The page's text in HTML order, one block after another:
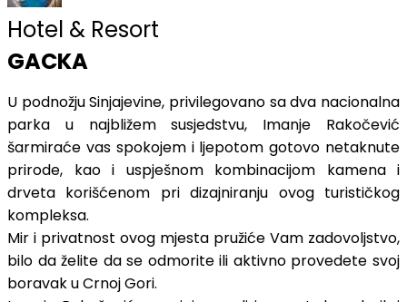
Hotel & Resort
GACKA
U podnožju Sinjajevine, privilegovano sa dva nacionalna
parka u najbližem susjedstvu, Imanje Rakočević
šarmiraće vas spokojem i ljepotom gotovo netaknute
prirode, kao i uspješnom kombinacijom kamena i
drveta korišćenom pri dizajniranju ovog turističkog
kompleksa.
Mir i privatnost ovog mjesta pružiće Vam zadovoljstvo,
bilo da želite da se odmorite ili aktivno provedete svoj
boravak u Crnoj Gori.